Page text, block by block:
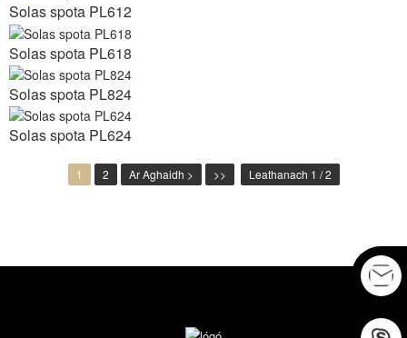
Solas spota PL612
Solas spota PL618
Solas spota PL824
Solas spota PL624
1 2 Ar Aghaidh > >> Leathanach 1 / 2